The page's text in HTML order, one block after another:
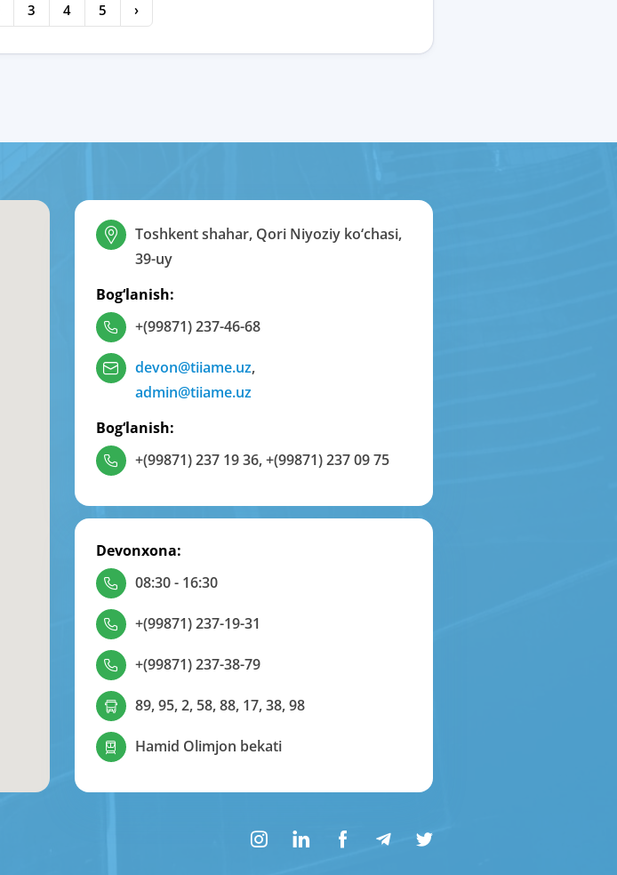
3 4 5 ›
Toshkent shahar, Qori Niyoziy ko‘chasi,
39-uy
Bog‘lanish:
+(99871) 237-46-68
devon@tiiame.uz,
admin@tiiame.uz
Bog‘lanish:
+(99871) 237 19 36,+(99871) 237 09 75
Devonxona:
08:30 - 16:30
+(99871) 237-19-31
+(99871) 237-38-79
89, 95, 2, 58, 88, 17, 38, 98
Hamid Olimjon bekati